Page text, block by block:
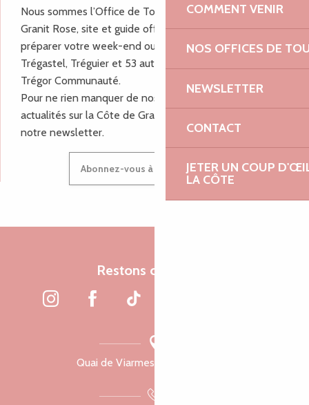
COMMENT VENIR
NOS OFFICES DE
NEWSLETTER
CONTACT
JETER UN COUP
LA CÔTE
Nous sommes l’Office de Tourisme Bretagne - Côte de
Granit Rose, site et guide officiel pour vous aider à
préparer votre week-end ou vos vacances à Lannion,
Trégastel, Tréguier et 53 autres communes de Lannion-
Trégor Communauté.
Pour ne rien manquer de nos bons plans et nos
actualités sur la Côte de Granit Rose, inscrivez-vous à
notre newsletter.
Abonnez-vous à notre newsletter
Restons connectés
Quai de Viarmes, 22300 Lannion